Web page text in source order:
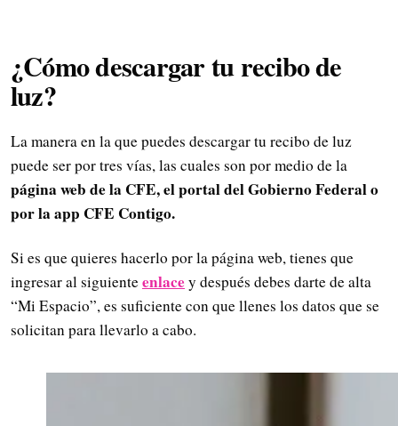
¿Cómo descargar tu recibo de
luz?
La manera en la que puedes descargar tu recibo de luz
puede ser por tres vías, las cuales son por medio de la
página web de la CFE, el portal del Gobierno Federal o
por la app CFE Contigo.
Si es que quieres hacerlo por la página web, tienes que
ingresar al siguienteenlacey después debes darte de alta
“Mi Espacio”, es suficiente con que llenes los datos que se
solicitan para llevarlo a cabo.